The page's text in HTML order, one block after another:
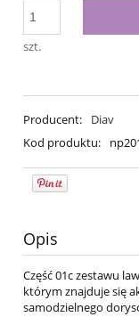
szt.
Producent:
Diav
Kod produktu:
Opis
Część 01c zestawu
którym znajduje się
samodzielnego